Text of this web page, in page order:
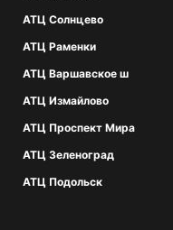
АТЦ Солнцево
АТЦ Раменки
АТЦ Варшавское ш
АТЦ Измайлово
АТЦ Проспект Мира
АТЦ Зеленоград
АТЦ Подольск